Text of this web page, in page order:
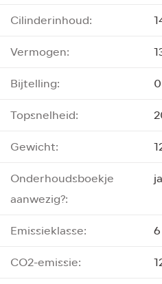
Cilinderinhoud:
Vermogen:
Bijtelling:
Topsnelheid:
Gewicht:
Onderhoudsboekje
aanwezig?:
ja
Emissieklasse:
6
CO2-emissie: